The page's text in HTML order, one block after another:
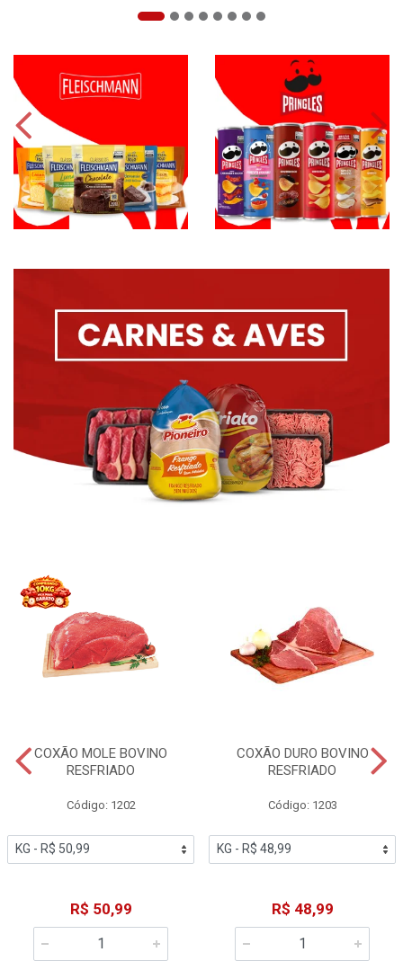
COXÃO MOLE BOVINO
RESFRIADO
Código: 1202
R$ 50,99
COXÃO DURO BOVINO
RESFRIADO
Código: 1203
R$ 48,99